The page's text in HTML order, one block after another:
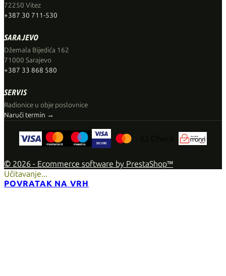
72250 Vitez
+387 30 711-530
SARAJEVO
Džemala Bijedića 162
71000 Sarajevo
+387 33 868 580
SERVIS
Radionice u obje poslovnice
Naruči termin →
© 2026 - Ecommerce software by PrestaShop™
Učitavanje...
POVRATAK NA VRH